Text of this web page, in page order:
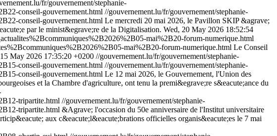
fr/gouvernement/stephanie-
conseil-gouvernement.html //gouvernement.lu/fr/gouvernement/stephanie-
conseil-gouvernement.html Le mercredi 20 mai 2026, le Pavillon SKIP &agrave;
par le minist&egrave;re de la Digitalisation. Wed, 20 May 2026 18:52:54
mai%2B20-forum-numerique.html
mai%2B20-forum-numerique.html Le Conseil
May 2026 17:35:20 +0200 //gouvernement.lu/fr/gouvernement/stephanie-
conseil-gouvernement.html //gouvernement.lu/fr/gouvernement/stephanie-
conseil-gouvernement.html Le 12 mai 2026, le Gouvernement, l'Union des
et la Chambre d'agriculture, ont tenu la premi&egrave;re s&eacute;ance du
tripartite.html //gouvernement.lu/fr/gouvernement/stephanie-
tripartite.html &Agrave; l'occasion du 50e anniversaire de l'Institut universitaire
aux c&eacute;l&eacute;brations officielles organis&eacute;es le 7 mai